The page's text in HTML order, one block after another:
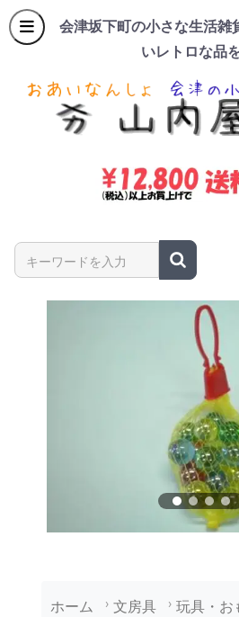
会津坂下町の小さな生活雑
いレトロな品
商品名やキーワードを入力
ホーム 文房具 玩具・お